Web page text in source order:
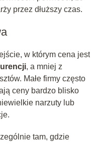
przez dłuższy czas.
w którym cena jest
, a mniej z
Małe firmy często
ceny bardzo blisko
narzuty lub
tam, gdzie